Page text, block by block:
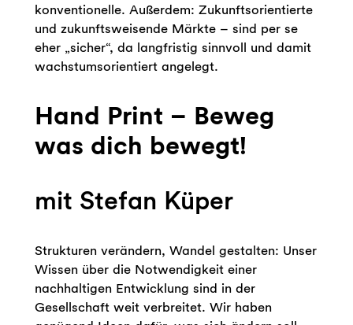
konventionelle. Außerdem: Zukunftsorientierte
und zukunftsweisende Märkte – sind per se
eher „sicher“, da langfristig sinnvoll und damit
wachstumsorientiert angelegt.
Hand Print – Beweg
was dich bewegt!
mit Stefan Küper
Strukturen verändern, Wandel gestalten: Unser
Wissen über die Notwendigkeit einer
nachhaltigen Entwicklung sind in der
Gesellschaft weit verbreitet. Wir haben